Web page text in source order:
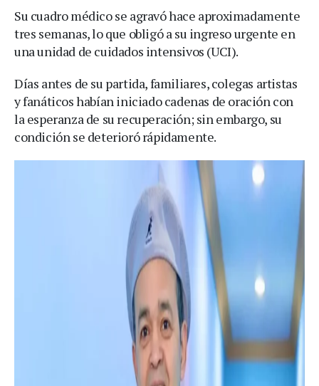
Su cuadro médico se agravó hace aproximadamente
tres semanas, lo que obligó a su ingreso urgente en
una unidad de cuidados intensivos (UCI).
Días antes de su partida, familiares, colegas artistas
y fanáticos habían iniciado cadenas de oración con
la esperanza de su recuperación; sin embargo, su
condición se deterioró rápidamente.